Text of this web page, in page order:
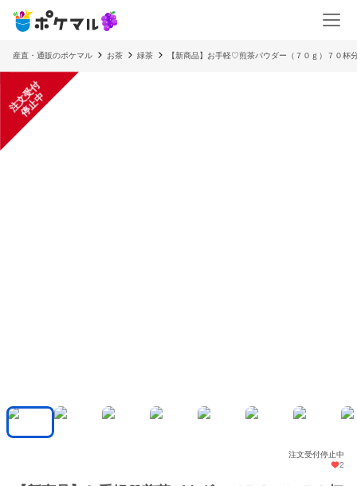
産直・通販のポケマル お茶 緑茶 【新商品】お手軽♡煎茶パウダー（７０ｇ）７０杯
注
文
受
付
停
止
中
注文受付停止中
2